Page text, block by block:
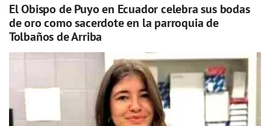
El Obispo de Puyo en Ecuador celebra sus bodas
de oro como sacerdote en la parroquia de
Tolbaños de Arriba